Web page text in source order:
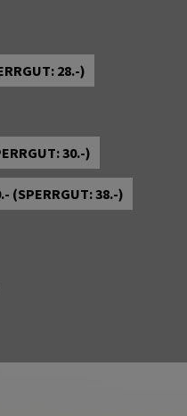
28.-)
30.-)
(SPERRGUT: 38.-)